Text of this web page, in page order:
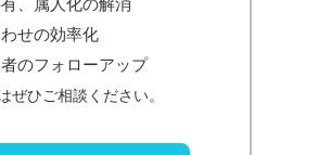
、属人化の解消
せの効率化
のフォローアップ
ぜひご相談ください。